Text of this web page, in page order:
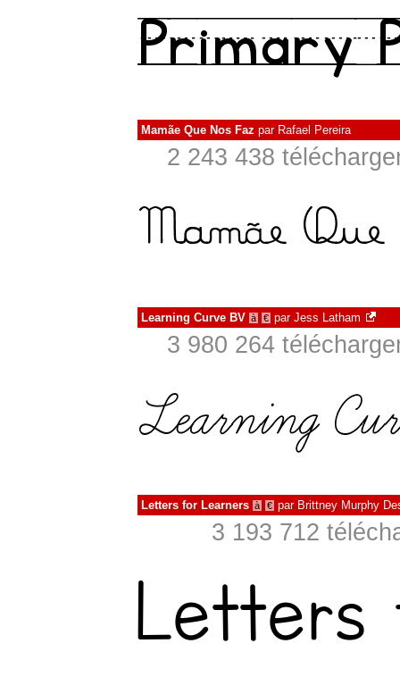
Mamãe Que Nos Faz par Rafael Pereira
2 243 438
Learning Curve BV à € par Jess Latham
3 980 264
Letters for Learners à € par Brittney Murphy
3 193 712